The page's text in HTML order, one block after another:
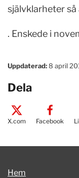
självklarheter
. Enskede i
Uppdaterad:8 april
Dela
X.com Facebook
Hem